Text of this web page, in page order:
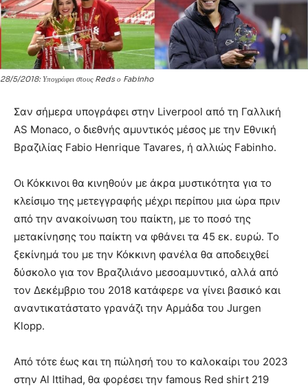
28/5/2018: Υπογράφει στους Reds ο Fabinho
Σαν σήμερα υπογράφει στην Liverpool από τη Γαλλική
AS Monaco, ο διεθνής αμυντικός μέσος με την Εθνική
Βραζιλίας Fabio Henrique Tavares, ή αλλιώς Fabinho.
Οι Κόκκινοι θα κινηθούν με άκρα μυστικότητα για το
κλείσιμο της μετεγγραφής μέχρι περίπου μια ώρα πριν
από την ανακοίνωση του παίκτη, με το ποσό της
μετακίνησης του παίκτη να φθάνει τα 45 εκ. ευρώ. Το
ξεκίνημά του με την Κόκκινη φανέλα θα αποδειχθεί
δύσκολο για τον Βραζιλιάνο μεσοαμυντικό, αλλά από
τον Δεκέμβριο του 2018 κατάφερε να γίνει βασικό και
αναντικατάστατο γρανάζι την Αρμάδα του Jurgen
Klopp.
Από τότε έως και τη πώλησή του το καλοκαίρι του 2023
στην Al Ittihad, θα φορέσει την famous Red shirt 219